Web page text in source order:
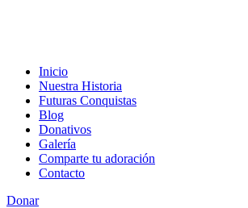
Inicio
Nuestra Historia
Futuras Conquistas
Blog
Donativos
Galería
Comparte tu adoración
Contacto
Donar